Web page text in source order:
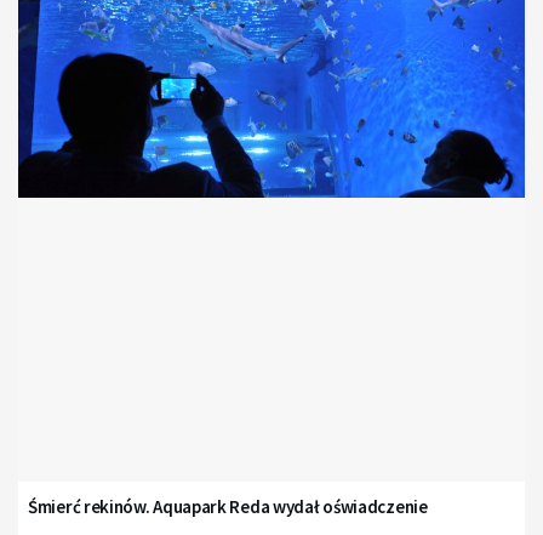
Śmierć rekinów. Aquapark Reda wydał oświadczenie